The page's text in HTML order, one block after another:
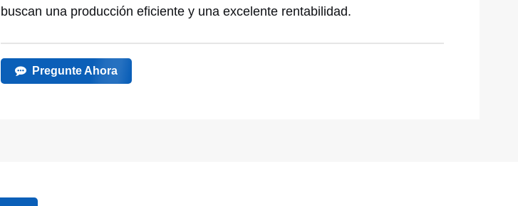
buscan una producción eficiente y una excelente rentabilidad.
Pregunte Ahora